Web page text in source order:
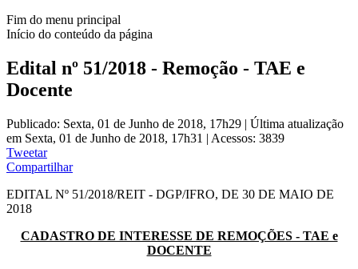
Fim do menu principal
Início do conteúdo da página
Edital nº 51/2018 - Remoção - TAE e
Docente
Publicado: Sexta, 01 de Junho de 2018, 17h29 | Última atualização
em Sexta, 01 de Junho de 2018, 17h31 | Acessos: 3839
Tweetar
Compartilhar
EDITAL Nº 51/2018/REIT - DGP/IFRO, DE 30 DE MAIO DE
2018
CADASTRO DE INTERESSE DE REMOÇÕES - TAE e
DOCENTE